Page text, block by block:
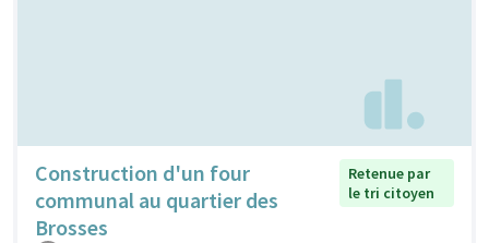
Construction d'un four
communal au quartier des
Brosses
Retenue par
le tri citoyen